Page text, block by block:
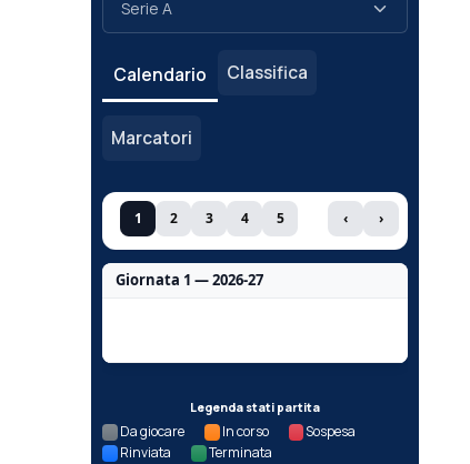
Calendario Classifica
Marcatori
1 2 3 4 5 ‹ ›
Giornata 1 — 2026-27
Legenda stati partita
Da giocare In corso
Sospesa
Rinviata
Terminata